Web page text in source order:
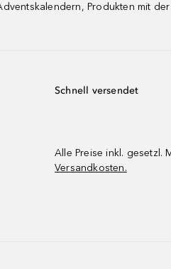
Produkten mit
Schnell versendet
Alle Preise inkl. gesetzl.
Versandkosten.